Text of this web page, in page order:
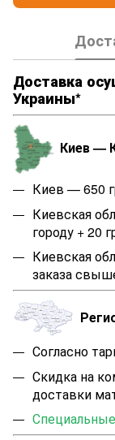
Доставка
Украины*
Киев —
Киев — 650
Киевская
городу + 20
Киевская
заказа
Согласно
Скидка на
доставки